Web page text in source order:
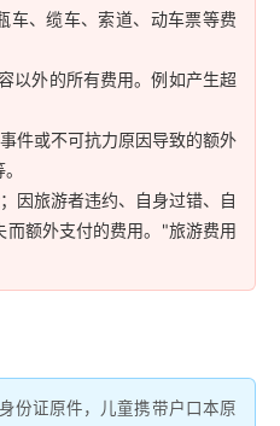
车、缆车、索道、动车票等费
以外的所有费用。例如产生超
件或不可抗力原因导致的额外
因旅游者违约、自身过错、自
而额外支付的费用。"旅游费用
份证原件，儿童携带户口本原